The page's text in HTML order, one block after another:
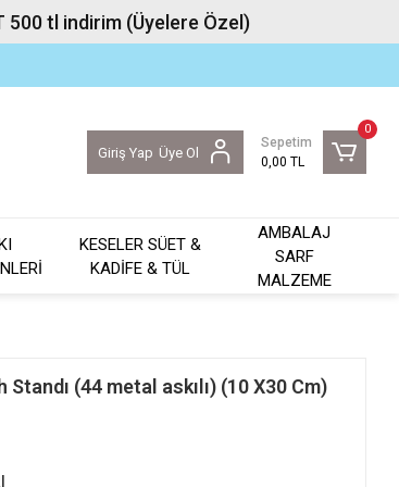
500 tl indirim (Üyelere Özel)
Giriş Yap Üye Ol
0
Sepetim
0,00 TL
KESELER SÜET &
KADİFE & TÜL
AMBALAJ
SARF
MALZEME
(44 metal askılı) (10 X30 Cm)